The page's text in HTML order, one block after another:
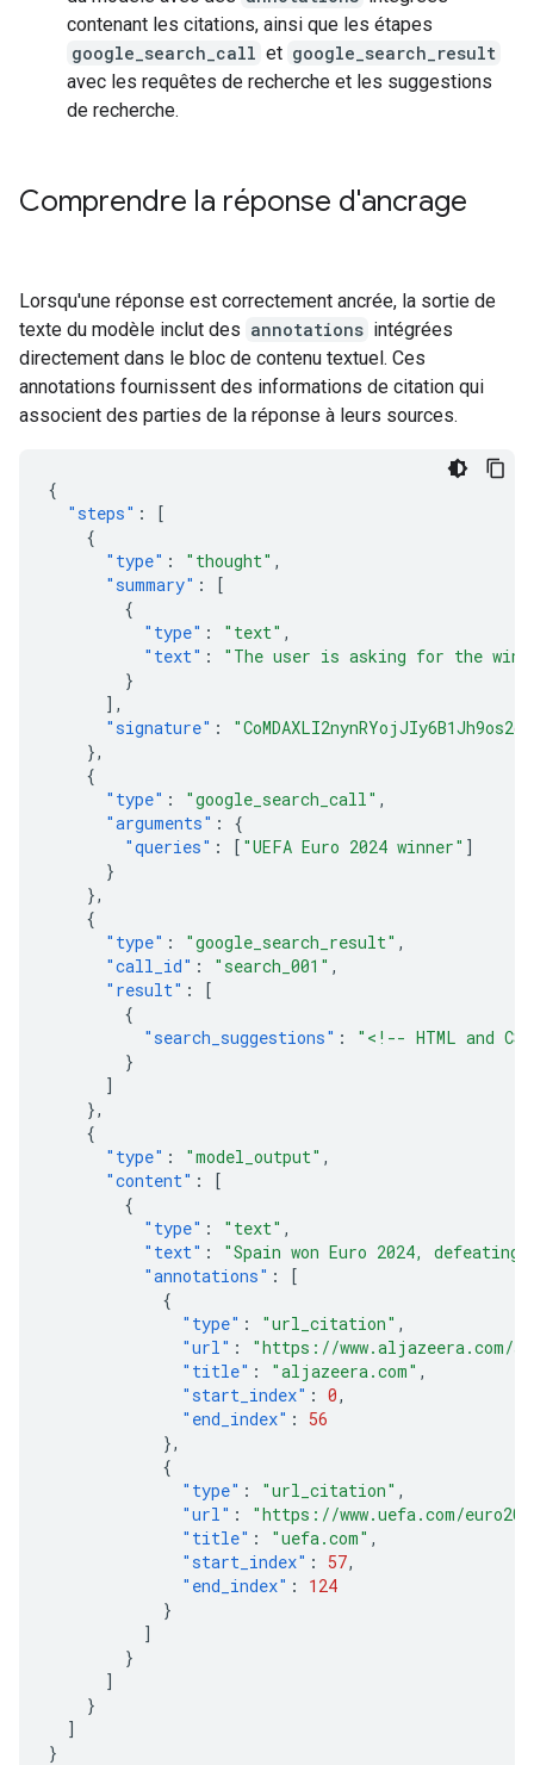
contenant les citations, ainsi que les étapes
google_search_call et google_search_result
avec les requêtes de recherche et les suggestions
de recherche.
Comprendre la réponse d'ancrage
Lorsqu'une réponse est correctement ancrée, la sortie de
texte du modèle inclut des annotations intégrées
directement dans le bloc de contenu textuel. Ces
annotations fournissent des informations de citation qui
associent des parties de la réponse à leurs sources.
{
"steps" :
[
{
"type" : "thought" ,
"summary" :
[
{
"type" : "text" ,
"text" :
"The user is asking for the
}
],
"signature" :
},
{
"type" : "google_search_call" ,
"arguments" :
{
"queries" : [ "UEFA Euro 2024 winner" ]
}
},
{
"type" : "google_search_result" ,
"call_id" : "search_001" ,
"result" :
[
{
"search_suggestions" :
"<!-- HTML and
}
]
},
{
"type" : "model_output" ,
"content" :
[
{
"type" : "text" ,
"text" :
"Spain won Euro 2024,
"annotations" :
[
{
"type" : "url_citation" ,
"url" :
"https://www.aljazeera.com/
"title" : "aljazeera.com" ,
"start_index" : 0,
"end_index" :
56
},
{
"type" : "url_citation" ,
"url" :
"https://www.uefa.com/
"title" : "uefa.com" ,
"start_index" : 57,
"end_index" :
124
}
]
}
]
}
]
}